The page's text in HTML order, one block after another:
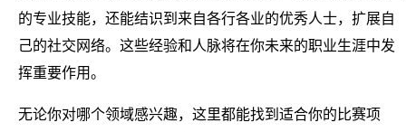
的专业技能，还能结识到来自各行各业的优秀人士，扩展自
己的社交网络。这些经验和人脉将在你未来的职业生涯中发
挥重要作用。
无论你对哪个领域感兴趣，这里都能找到适合你的比赛项